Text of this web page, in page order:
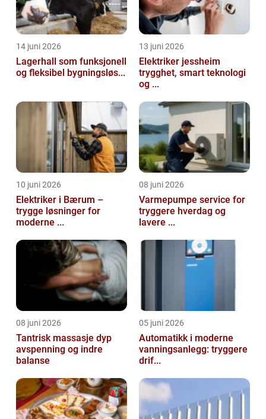
14 juni 2026
Lagerhall som funksjonell
og fleksibel bygningsløs...
13 juni 2026
Elektriker jessheim
trygghet, smart teknologi
og ...
10 juni 2026
Elektriker i Bærum –
trygge løsninger for
moderne ...
08 juni 2026
Varmepumpe service for
tryggere hverdag og
lavere ...
08 juni 2026
Tantrisk massasje dyp
avspenning og indre
balanse
05 juni 2026
Automatikk i moderne
vanningsanlegg: tryggere
drif...